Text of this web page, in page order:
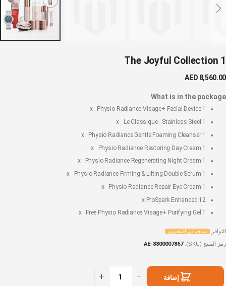
إلى
معرض
The Joyful Collection 1
AED 8,560.00
What is in the package
1 x
Physio Radiance Visage+ Facial Device
1 x
Le Classique - Stainless Steel
1 x
Physio Radiance Gentle Foaming Cleanser
1 x
Physio Radiance Restoring Day Cream
1 x
Physio Radiance Regenerating Night Cream
1 x
Physio Radiance Firming & Lifting Double Serum
1 x
Physio Radiance Repair Eye Cream
12 x
ProSpark Enhanced
1 x Free
Physio Radiance Visage+ Purifying Gel
التوافر متوفر في المخزون
رمز المنتج (SKU) AE-8800007867
Joyful
Collection
في
إضافة